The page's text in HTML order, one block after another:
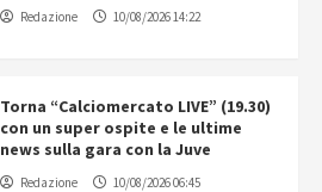
Redazione 10/08/2026 14:22
Torna “Calciomercato LIVE” (19.30)
con un super ospite e le ultime
news sulla gara con la Juve
Redazione 10/08/2026 06:45